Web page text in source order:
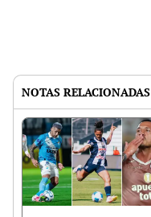
NOTAS RELACIONADAS